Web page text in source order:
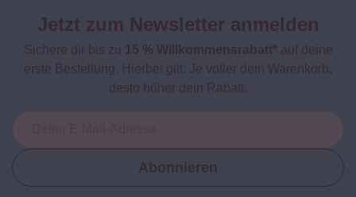
Jetzt zum Newsletter anmelden
Sichere dir bis zu 15 % Willkommensrabatt*auf deine
erste Bestellung. Hierbei gilt: Je voller dein Warenkorb,
desto höher dein Rabatt.
Abonnieren